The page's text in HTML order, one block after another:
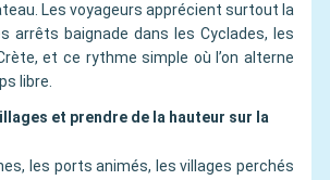
Les voyageurs apprécient surtout la
arrêts baignade dans les Cyclades, les
et ce rythme simple où l’on alterne
libre.
et prendre de la hauteur sur la
les ports animés, les villages perchés